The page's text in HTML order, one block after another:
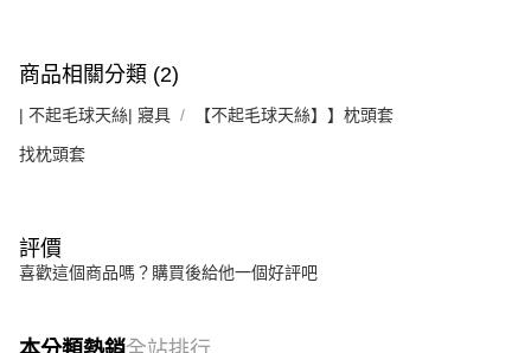
商品相關分類 (2)
| 不起毛球天絲| 寢具 【不起毛球天絲】】枕頭套
找枕頭套
評價
喜歡這個商品嗎？購買後給他一個好評吧